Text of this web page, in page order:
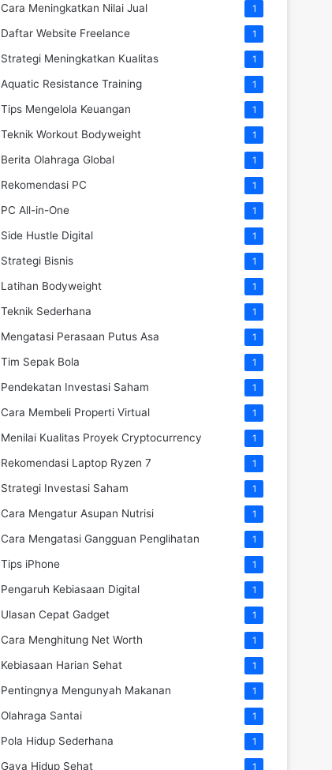
Cara Meningkatkan Nilai Jual 1
Daftar Website Freelance 1
Strategi Meningkatkan Kualitas 1
Aquatic Resistance Training 1
Tips Mengelola Keuangan 1
Teknik Workout Bodyweight 1
Berita Olahraga Global 1
Rekomendasi PC 1
PC All-in-One 1
Side Hustle Digital 1
Strategi Bisnis 1
Latihan Bodyweight 1
Teknik Sederhana 1
Mengatasi Perasaan Putus Asa 1
Tim Sepak Bola 1
Pendekatan Investasi Saham 1
Cara Membeli Properti Virtual 1
Menilai Kualitas Proyek Cryptocurrency 1
Rekomendasi Laptop Ryzen 7 1
Strategi Investasi Saham 1
Cara Mengatur Asupan Nutrisi 1
Cara Mengatasi Gangguan Penglihatan 1
Tips iPhone 1
Pengaruh Kebiasaan Digital 1
Ulasan Cepat Gadget 1
Cara Menghitung Net Worth 1
Kebiasaan Harian Sehat 1
Pentingnya Mengunyah Makanan 1
Olahraga Santai 1
Pola Hidup Sederhana 1
Gaya Hidup Sehat 1